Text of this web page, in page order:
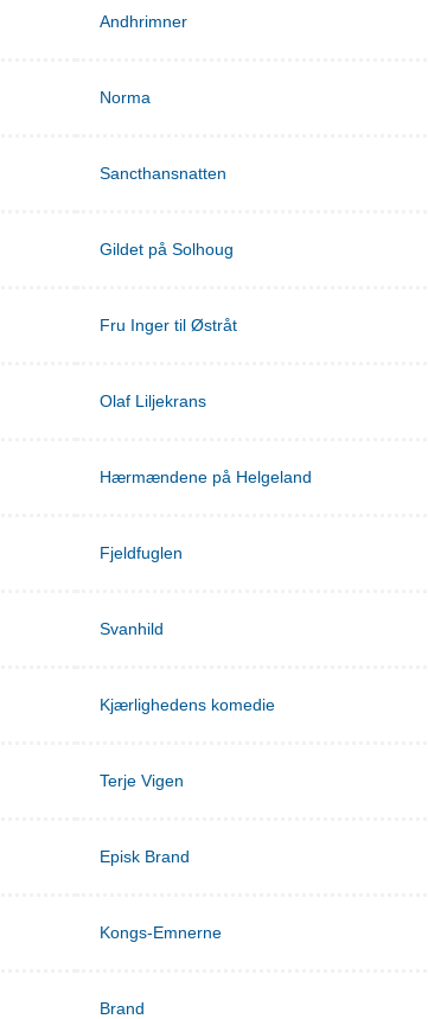
Andhrimner
Norma
Sancthansnatten
Gildet på Solhoug
Fru Inger til Østråt
Olaf Liljekrans
Hærmændene på Helgeland
Fjeldfuglen
Svanhild
Kjærlighedens komedie
Terje Vigen
Episk Brand
Kongs-Emnerne
Brand